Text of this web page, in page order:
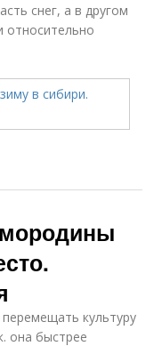
снег, а в другом
относительно
культуру
она быстрее